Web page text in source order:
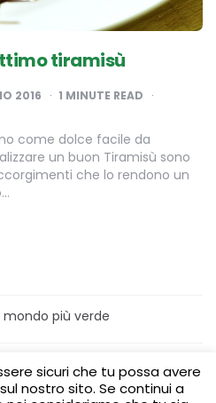
tiramisù
2016 1 MINUTE READ
come dolce facile da
un buon Tiramisù sono
che lo rendono un
mondo più verde
sostenibile
per le scuole
aziende Media Partner
sicuri che tu possa avere
nostro sito. Se continui a